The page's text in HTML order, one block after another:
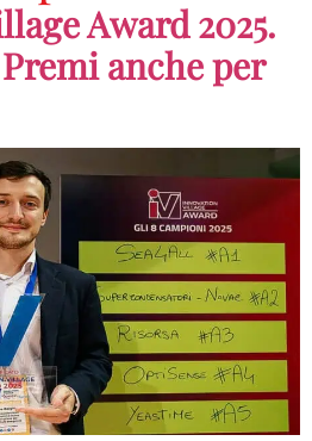
Award 2025.
anche per